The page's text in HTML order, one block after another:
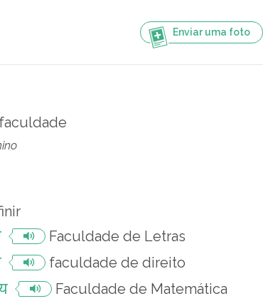
Enviar uma foto
faculdade
Faculdade de Letras
faculdade de direito
Faculdade de Matemática